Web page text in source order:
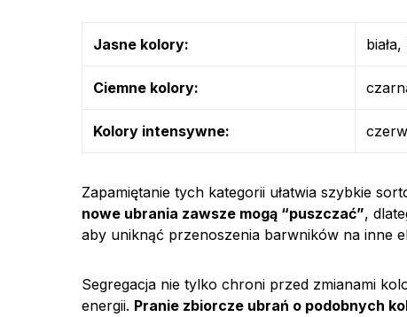
Jasne kolory:
Ciemne kolory:
Kolory intensywne:
Zapamiętanie tych kategorii ułatwia szybkie
nowe ubrania zawsze mogą “puszczać”,
aby uniknąć przenoszenia barwników na inne
Segregacja nie tylko chroni przed zmianami
energii. Pranie zbiorcze ubrań o podobnych